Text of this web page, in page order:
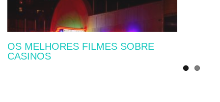
OS MELHORES FILMES SOBRE
CASINOS